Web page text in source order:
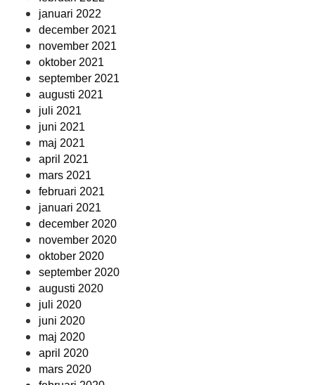
januari 2022
december 2021
november 2021
oktober 2021
september 2021
augusti 2021
juli 2021
juni 2021
maj 2021
april 2021
mars 2021
februari 2021
januari 2021
december 2020
november 2020
oktober 2020
september 2020
augusti 2020
juli 2020
juni 2020
maj 2020
april 2020
mars 2020